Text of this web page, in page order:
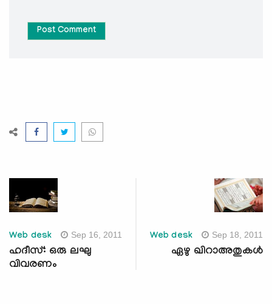
Post Comment
Web desk Sep 16, 2011
ഹദീസ്: ഒരു ലഘു
വിവരണം
Web desk Sep 18, 2011
ഏഴു ഖിറാഅതുകള്‍